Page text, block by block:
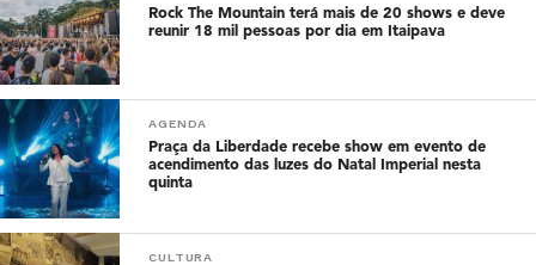
Rock The Mountain terá mais de 20 shows e deve
reunir 18 mil pessoas por dia em Itaipava
AGENDA
Praça da Liberdade recebe show em evento de
acendimento das luzes do Natal Imperial nesta
quinta
CULTURA